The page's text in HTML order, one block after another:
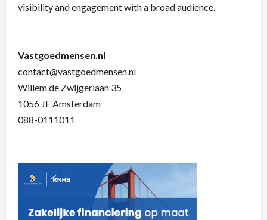
visibility and engagement with a broad audience.
Vastgoedmensen.nl
contact@vastgoedmensen.nl
Willem de Zwijgerlaan 35
1056 JE Amsterdam
088-0111011